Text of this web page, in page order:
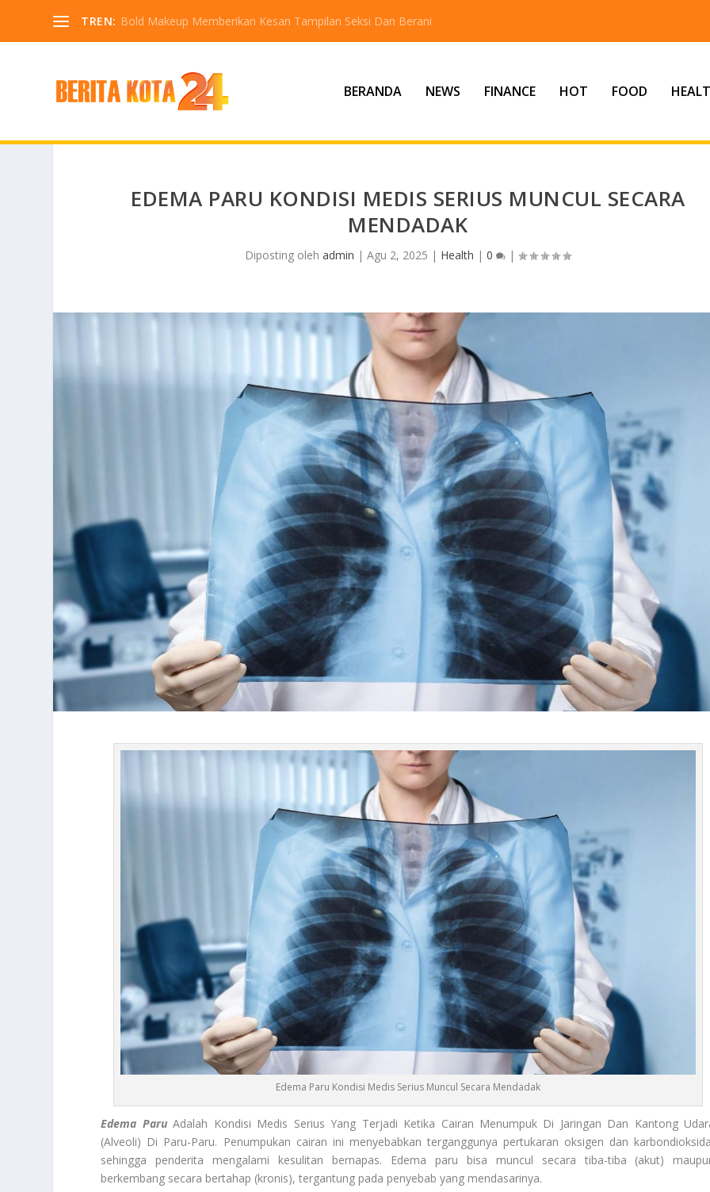
TREN: Bold Makeup Memberikan Kesan Tampilan Seksi Dan Berani
BERANDA NEWS FINANCE HOT FOOD
EDEMA PARU KONDISI MEDIS SERIUS MUNCUL SECARA
MENDADAK
Diposting olehadmin |Agu 2, 2025 | Health |0 |
Edema Paru Kondisi Medis Serius Muncul Secara Mendadak
Edema ParuAdalah Kondisi Medis Serius Yang Terjadi Ketika Cairan Menumpuk Di Jaringan Dan Kantong
(Alveoli) Di Paru-Paru. Penumpukan cairan ini menyebabkan terganggunya pertukaran oksigen dan
sehingga penderita mengalami kesulitan bernapas. Edema paru bisa muncul secara tiba-tiba (akut)
berkembang secara bertahap (kronis), tergantung pada penyebab yang mendasarinya.